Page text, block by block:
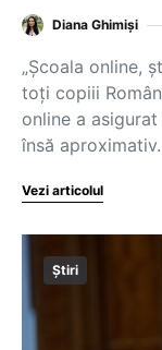
Diana Ghimiși
„Școala online,
toți copiii
online a
însă
Vezi articolul
Știri